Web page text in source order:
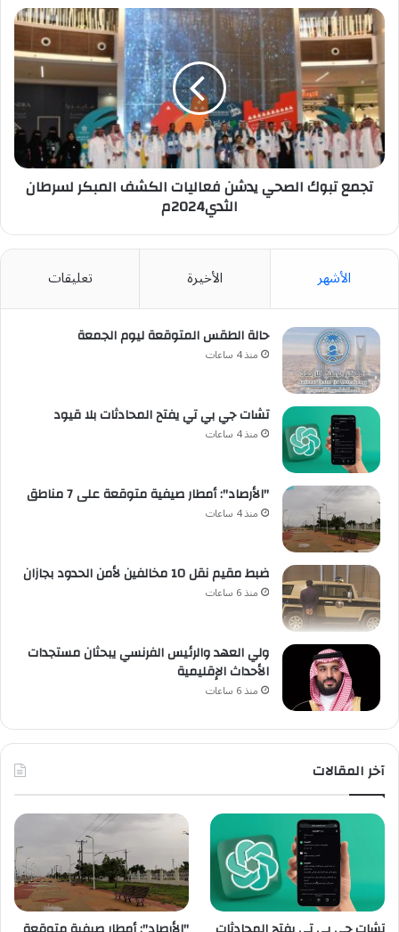
الجوفية
تجمع
تبوك
الصحي
يدشن
فعاليات
الكشف
المبكر
لسرطان
الثدي2024م
تجمع تبوك الصحي يدشن فعاليات الكشف المبكر لسرطان
الثدي2024م
الأشهر الأخيرة تعليقات
حالة الطقس المتوقعة ليوم الجمعة
منذ 4 ساعات
تشات جي بي تي يفتح المحادثات بلا قيود
منذ 4 ساعات
"الأرصاد": أمطار صيفية متوقعة على 7 مناطق
منذ 4 ساعات
ضبط مقيم نقل 10 مخالفين لأمن الحدود بجازان
منذ 6 ساعات
ولي العهد والرئيس الفرنسي يبحثان مستجدات
الأحداث الإقليمية
منذ 6 ساعات
آخر المقالات